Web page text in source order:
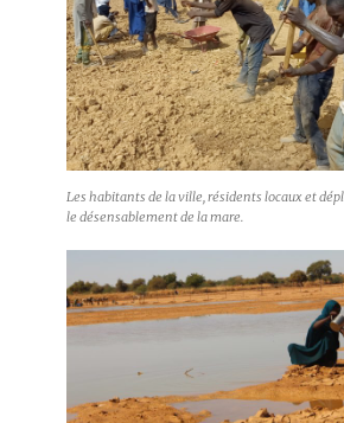
Les habitants de la ville, résidents locaux et
le désensablement de la mare.